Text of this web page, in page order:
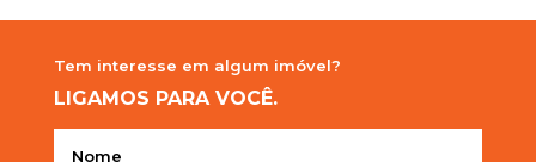
Tem interesse em algum imóvel?
LIGAMOS PARA VOCÊ.